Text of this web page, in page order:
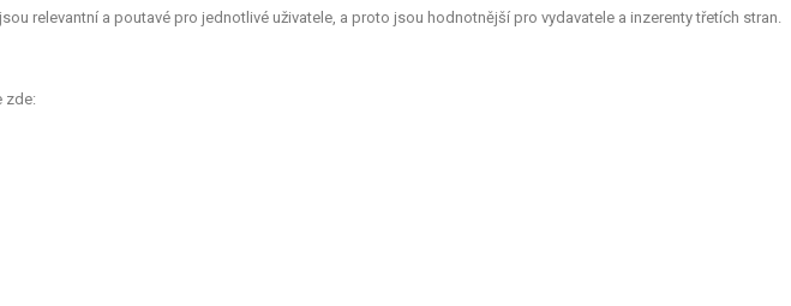
relevantní a poutavé pro jednotlivé uživatele, a proto jsou hodnotnější pro vydavatele a inzerenty třetích stran.
zde: